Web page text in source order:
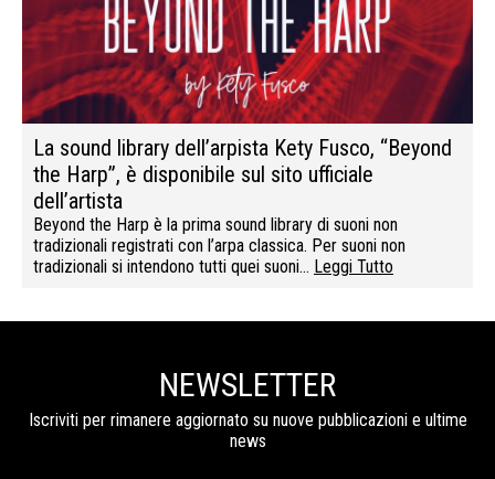
La sound library dell’arpista Kety Fusco, “Beyond
the Harp”, è disponibile sul sito ufficiale
dell’artista
Beyond the Harp è la prima sound library di suoni non
tradizionali registrati con l’arpa classica. Per suoni non
tradizionali si intendono tutti quei suoni… Leggi Tutto
NEWSLETTER
Iscriviti per rimanere aggiornato su nuove pubblicazioni e ultime
news